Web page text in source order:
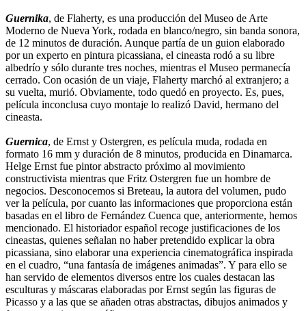
Guernika, de Flaherty, es una producción del Museo de Arte
Moderno de Nueva York, rodada en blanco/negro, sin banda sonora,
de 12 minutos de duración. Aunque partía de un guion elaborado
por un experto en pintura picassiana, el cineasta rodó a su libre
albedrío y sólo durante tres noches, mientras el Museo permanecía
cerrado. Con ocasión de un viaje, Flaherty marchó al extranjero; a
su vuelta, murió. Obviamente, todo quedó en proyecto. Es, pues,
película inconclusa cuyo montaje lo realizó David, hermano del
cineasta.
Guernica, de Ernst y Ostergren, es película muda, rodada en
formato 16 mm y duración de 8 minutos, producida en Dinamarca.
Helge Ernst fue pintor abstracto próximo al movimiento
constructivista mientras que Fritz Ostergren fue un hombre de
negocios. Desconocemos si Breteau, la autora del volumen, pudo
ver la película, por cuanto las informaciones que proporciona están
basadas en el libro de Fernández Cuenca que, anteriormente, hemos
mencionado. El historiador español recoge justificaciones de los
cineastas, quienes señalan no haber pretendido explicar la obra
picassiana, sino elaborar una experiencia cinematográfica inspirada
en el cuadro, “una fantasía de imágenes animadas”. Y para ello se
han servido de elementos diversos entre los cuales destacan las
esculturas y máscaras elaboradas por Ernst según las figuras de
Picasso y a las que se añaden otras abstractas, dibujos animados y